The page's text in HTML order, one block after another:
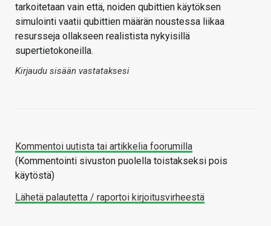
tarkoitetaan vain että, noiden qubittien käytöksen
simulointi vaatii qubittien määrän noustessa liikaa
resursseja ollakseen realistista nykyisillä
supertietokoneilla.
Kirjaudu sisään vastataksesi
Kommentoi uutista tai artikkelia foorumilla
(Kommentointi sivuston puolella toistakseksi pois
käytöstä)
Lähetä palautetta / raportoi kirjoitusvirheestä